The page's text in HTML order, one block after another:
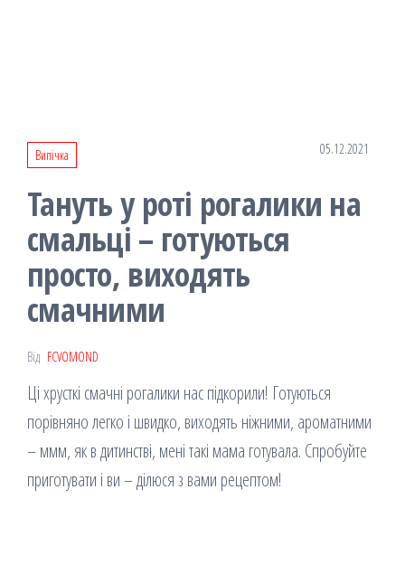
Випічка 05.12.2021
Тануть у роті рогалики на
смальці – готуються
просто, виходять
смачними
Від FCVOMOND
Ці хрусткі смачні рогалики нас підкорили! Готуються
порівняно легко і швидко, виходять ніжними, ароматними
– ммм, як в дитинстві, мені такі мама готувала. Спробуйте
приготувати і ви – ділюся з вами рецептом!